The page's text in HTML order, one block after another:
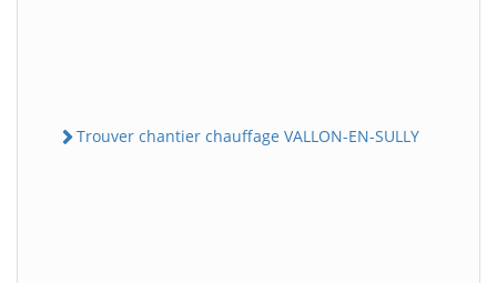
Trouver chantier chauffage VALLON-EN-SULLY